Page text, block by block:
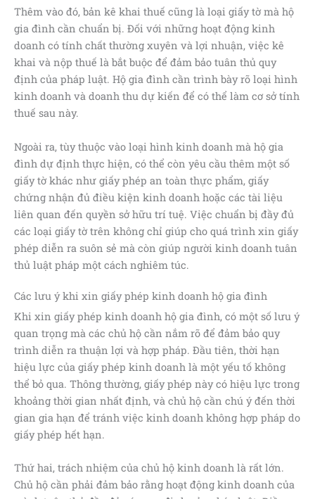
Thêm vào đó, bản kê khai thuế cũng là loại giấy tờ mà hộ
gia đình cần chuẩn bị. Đối với những hoạt động kinh
doanh có tính chất thường xuyên và lợi nhuận, việc kê
khai và nộp thuế là bắt buộc để đảm bảo tuân thủ quy
định của pháp luật. Hộ gia đình cần trình bày rõ loại hình
kinh doanh và doanh thu dự kiến để có thể làm cơ sở tính
thuế sau này.
Ngoài ra, tùy thuộc vào loại hình kinh doanh mà hộ gia
đình dự định thực hiện, có thể còn yêu cầu thêm một số
giấy tờ khác như giấy phép an toàn thực phẩm, giấy
chứng nhận đủ điều kiện kinh doanh hoặc các tài liệu
liên quan đến quyền sở hữu trí tuệ. Việc chuẩn bị đầy đủ
các loại giấy tờ trên không chỉ giúp cho quá trình xin giấy
phép diễn ra suôn sẻ mà còn giúp người kinh doanh tuân
thủ luật pháp một cách nghiêm túc.
Các lưu ý khi xin giấy phép kinh doanh hộ gia đình
Khi xin giấy phép kinh doanh hộ gia đình, có một số lưu ý
quan trọng mà các chủ hộ cần nắm rõ để đảm bảo quy
trình diễn ra thuận lợi và hợp pháp. Đầu tiên, thời hạn
hiệu lực của giấy phép kinh doanh là một yếu tố không
thể bỏ qua. Thông thường, giấy phép này có hiệu lực trong
khoảng thời gian nhất định, và chủ hộ cần chú ý đến thời
gian gia hạn để tránh việc kinh doanh không hợp pháp do
giấy phép hết hạn.
Thứ hai, trách nhiệm của chủ hộ kinh doanh là rất lớn.
Chủ hộ cần phải đảm bảo rằng hoạt động kinh doanh của